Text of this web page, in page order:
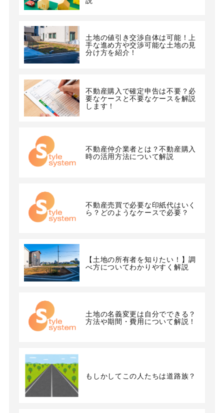
土地の値引き交渉自体は可能！上
手な進め方や交渉可能な土地の見
分け方を紹介！
不動産購入で確定申告は不要？必
要なケースと不要なケースを解説
します！
不動産仲介業者とは？不動産購入
時の活用方法について解説
不動産売買で必要な印紙代はいく
ら？どのようなケースで必要？
【土地の所有者を知りたい！】調
べ方についてわかりやすく解説
土地の名義変更は自分でできる？
方法や期間・費用について解説！
もしかしてこの人たちは道路族？